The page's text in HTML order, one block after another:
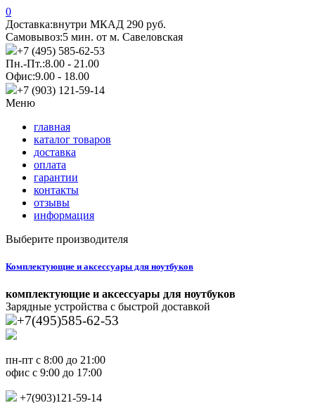
0
Доставка:внутри МКАД 290 руб.
Самовывоз:5 мин. от м. Савеловская
+7 (495) 585-62-53
Пн.-Пт.:8.00 - 21.00
Офис:9.00 - 18.00
+7 (903) 121-59-14
Меню
главная
каталог товаров
доставка
оплата
гарантии
контакты
отзывы
информация
Выберите производителя
Комплектующие и аксессуары для ноутбуков
комплектующие и аксессуары для ноутбуков
Зарядные устройства с быстрой доставкой
+7(495)585-62-53
пн-пт с 8:00 до 21:00
офис с 9:00 до 17:00
+7(903)121-59-14